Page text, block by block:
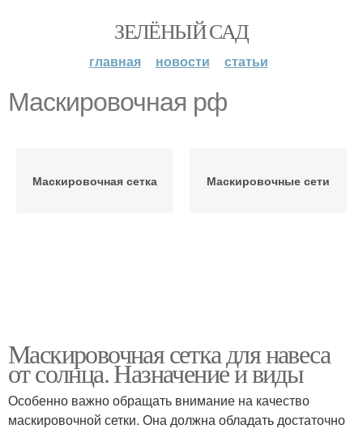
ЗЕЛЁНЫЙ САД
главная новости статьи
Маскировочная рф
Маскировочная сетка Маскировочные сети
Маскировочная сетка для навеса
от солнца. Назначение и виды
Особенно важно обращать внимание на качество
маскировочной сетки. Она должна обладать достаточно